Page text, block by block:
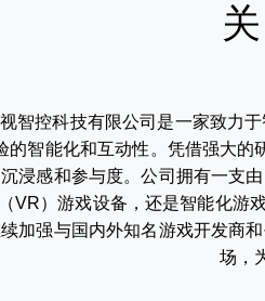
智控科技有限公司是一家致力
的智能化和互动性。凭借强大
浸感和参与度。公司拥有一支
VR）游戏设备，还是智能化游
加强与国内外知名游戏开发商
场，